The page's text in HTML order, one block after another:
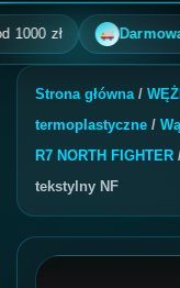
zł Darmowa
Strona główna/
termoplastyczne /
R7 NORTH FIGHTER
tekstylny NF